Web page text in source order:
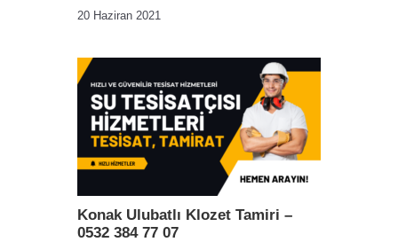
20 Haziran 2021
Konak Ulubatlı Klozet Tamiri –
0532 384 77 07